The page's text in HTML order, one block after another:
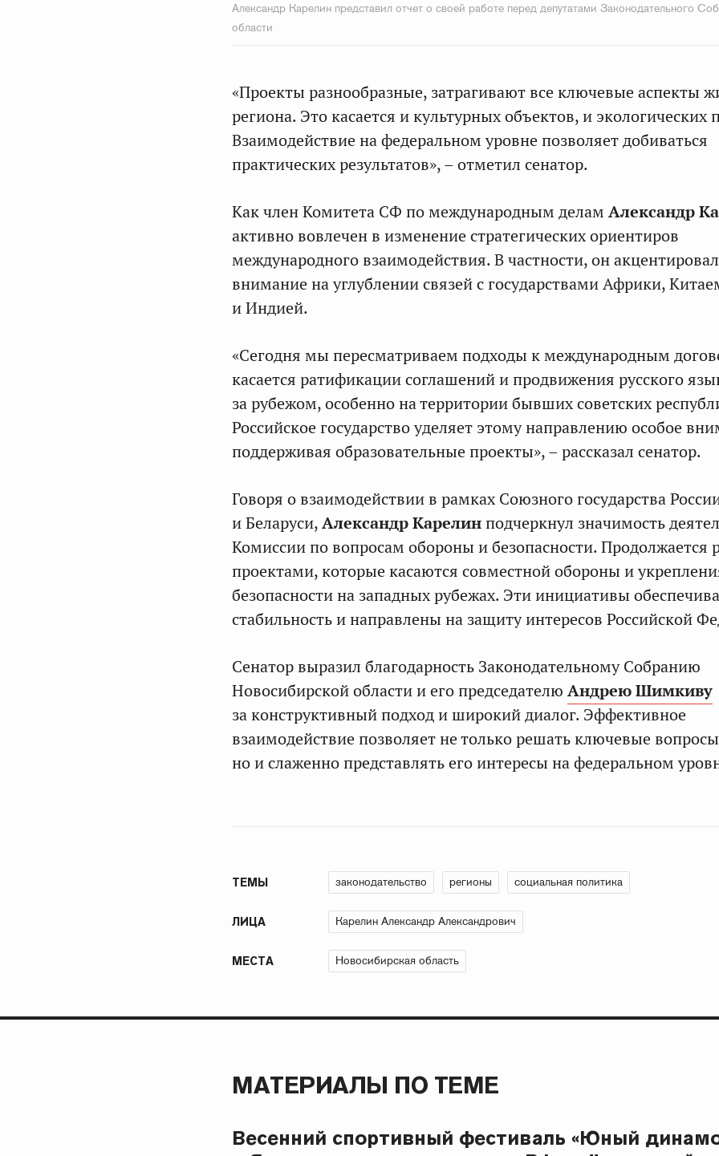
Александр Карелин представил отчет о своей работе перед депутатами Законодательного
области
«Проекты разнообразные, затрагивают все ключевые аспекты
региона. Это касается и культурных объектов, и экологических
Взаимодействие на федеральном уровне позволяет добиваться
практических результатов», – отметил сенатор.
Как член Комитета СФ по международным делам Александр
активно вовлечен в изменение стратегических ориентиров
международного взаимодействия. В частности, он акцентировал
внимание на углублении связей с государствами Африки,
и Индией.
«Сегодня мы пересматриваем подходы к международным
касается ратификации соглашений и продвижения русского
за рубежом, особенно на территории бывших советских
Российское государство уделяет этому направлению особое
поддерживая образовательные проекты», – рассказал сенатор.
Говоря о взаимодействии в рамках Союзного государства
и Беларуси,Александр Карелинподчеркнул значимость
Комиссии по вопросам обороны и безопасности. Продолжается
проектами, которые касаются совместной обороны и
безопасности на западных рубежах. Эти инициативы
стабильность и направлены на защиту интересов Российской
Сенатор выразил благодарность Законодательному Собранию
Новосибирской области и его председателю Андрею Шимкиву
за конструктивный подход и широкий диалог. Эффективное
взаимодействие позволяет не только решать ключевые
но и слаженно представлять его интересы на федеральном
ТЕМЫ законодательство регионы социальная политика
ЛИЦА Карелин Александр Александрович
МЕСТА Новосибирская область
МАТЕРИАЛЫ ПО ТЕМЕ
Весенний спортивный фестиваль «Юный